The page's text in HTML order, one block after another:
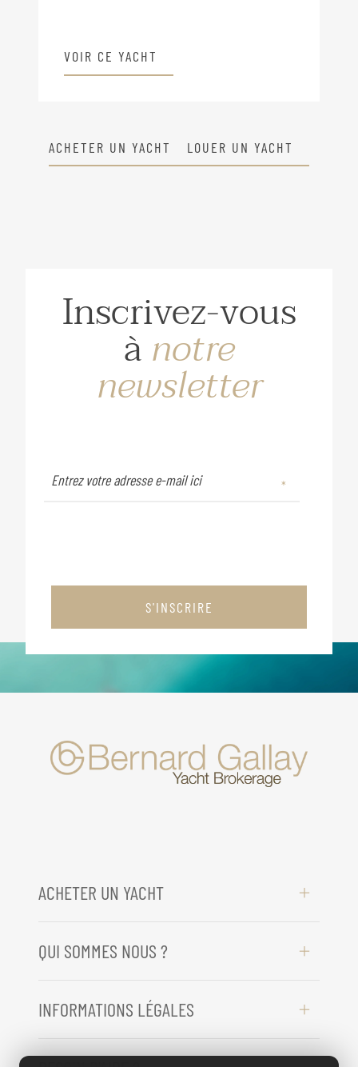
VOIR CE YACHT
ACHETER UN YACHT LOUER UN YACHT
Inscrivez-vous
ànotre
newsletter
S'INSCRIRE
ACHETER UN YACHT
QUI SOMMES NOUS ?
INFORMATIONS LÉGALES